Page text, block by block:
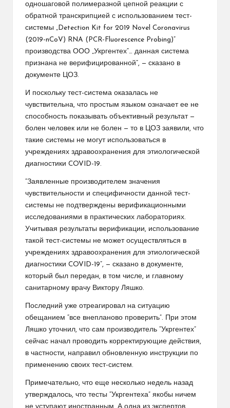
одношаговой полимеразной цепной реакции с
обратной транскрипцией с использованием тест-
системы „Detection Kit for 2019 Novel Coronavirus
(2019-nCoV) RNA (PCR-Fluorescence Probing)“
производства ООО „Укргентех“… данная система
признана не верифицированной”, — сказано в
документе ЦОЗ.
И поскольку тест-система оказалась не
чувствительна, что простым языком означает ее не
способность показывать объективный результат —
болен человек или не болен — то в ЦОЗ заявили, что
такие системы не могут использоваться в
учреждениях здравоохранения для этиологической
диагностики COVID-19.
“Заявленные производителем значения
чувствительности и специфичности данной тест-
системы не подтверждены верификационными
исследованиями в практических лабораториях.
Учитывая результаты верификации, использование
такой тест-системы не может осуществляться в
учреждениях здравоохранения для этиологической
диагностики COVID-19”, — сказано в документе,
который был передан, в том числе, и главному
санитарному врачу Виктору Ляшко.
Последний уже отреагировал на ситуацию
обещанием “все внепланово проверить”. При этом
Ляшко уточнил, что сам производитель “Укргентех”
сейчас начал проводить корректирующие действия,
в частности, направил обновленную инструкции по
применению своих тест-систем.
Примечательно, что еще несколько недель назад
утверждалось, что тесты “Укргентеха” якобы ничем
не уступают иностранным. А одна из экспертов